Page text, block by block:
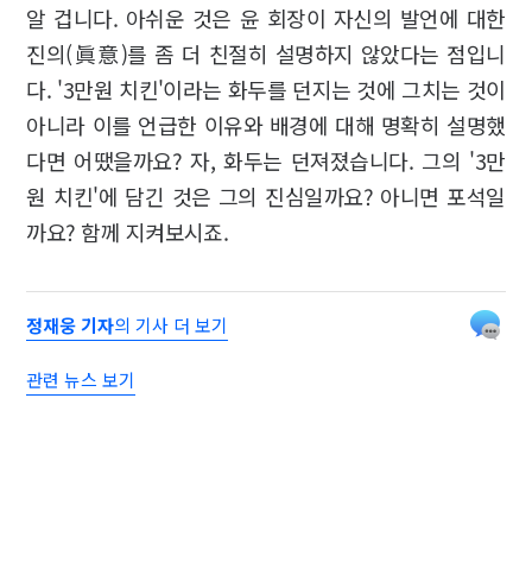
알 겁니다. 아쉬운 것은 윤 회장이 자신의 발언에 대한
진의(眞意)를 좀 더 친절히 설명하지 않았다는 점입니
다. '3만원 치킨'이라는 화두를 던지는 것에 그치는 것이
아니라 이를 언급한 이유와 배경에 대해 명확히 설명했
다면 어땠을까요? 자, 화두는 던져졌습니다. 그의 '3만
원 치킨'에 담긴 것은 그의 진심일까요? 아니면 포석일
까요? 함께 지켜보시죠.
정재웅 기자의 기사 더 보기
관련 뉴스 보기